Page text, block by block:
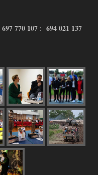
697 770 107 : 694 021 137